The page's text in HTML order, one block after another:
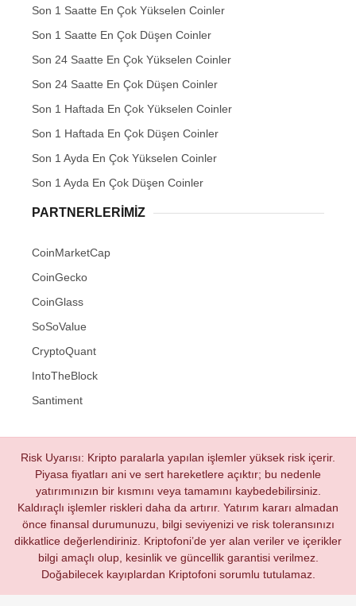
Son 1 Saatte En Çok Yükselen Coinler
Son 1 Saatte En Çok Düşen Coinler
Son 24 Saatte En Çok Yükselen Coinler
Son 24 Saatte En Çok Düşen Coinler
Son 1 Haftada En Çok Yükselen Coinler
Son 1 Haftada En Çok Düşen Coinler
Son 1 Ayda En Çok Yükselen Coinler
Son 1 Ayda En Çok Düşen Coinler
PARTNERLERIMIZ
CoinMarketCap
CoinGecko
CoinGlass
SoSoValue
CryptoQuant
IntoTheBlock
Santiment
Risk Uyarısı: Kripto paralarla yapılan işlemler yüksek risk içerir.
Piyasa fiyatları ani ve sert hareketlere açıktır; bu nedenle
yatırımınızın bir kısmını veya tamamını kaybedebilirsiniz.
Kaldıraçlı işlemler riskleri daha da artırır. Yatırım kararı almadan
önce finansal durumunuzu, bilgi seviyenizi ve risk toleransınızı
dikkatlice değerlendiriniz. Kriptofoni’de yer alan veriler ve içerikler
bilgi amaçlı olup, kesinlik ve güncellik garantisi verilmez.
Doğabilecek kayıplardan Kriptofoni sorumlu tutulamaz.